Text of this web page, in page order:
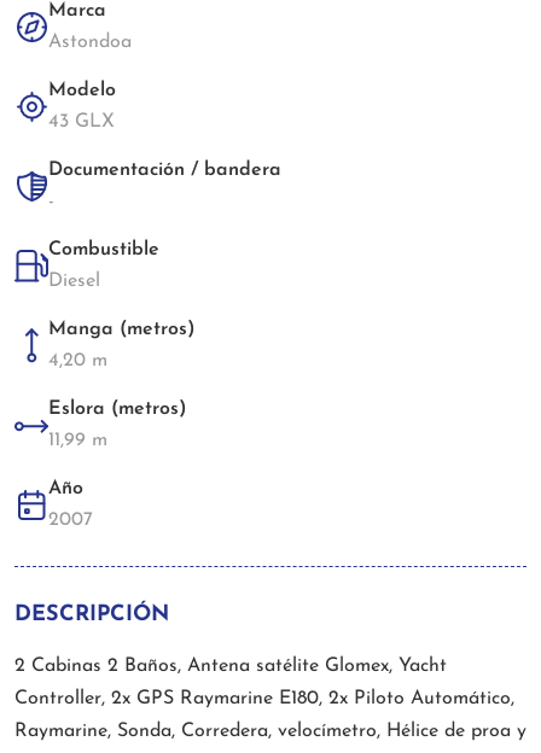
Marca
Astondoa
Modelo
43 GLX
Documentación / bandera
-
Combustible
Diesel
Manga (metros)
4,20 m
Eslora (metros)
11,99 m
Año
2007
DESCRIPCIÓN
2 Cabinas 2 Baños, Antena satélite Glomex, Yacht
Controller, 2x GPS Raymarine E180, 2x Piloto Automático,
Raymarine, Sonda, Corredera, velocímetro, Hélice de proa y